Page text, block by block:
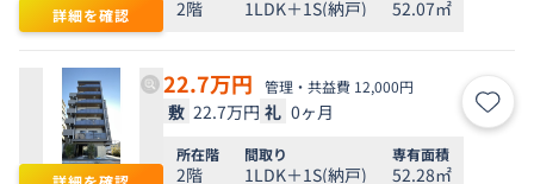
詳細を確認 2階 1LDK＋1S(納戸) 52.07㎡
22.7万円 管理・共益費 12,000円
敷 22.7万円 礼 0ヶ月 お気
所在階
2階
間取り
1LDK＋1S(納戸)
専有面積
52.28㎡